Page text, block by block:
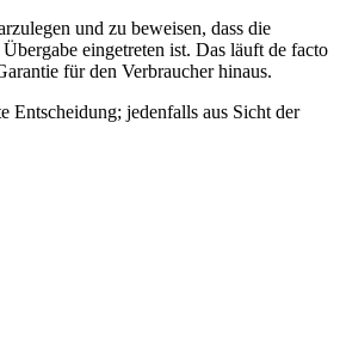
und zu beweisen, dass die
eingetreten ist. Das läuft de facto
für den Verbraucher hinaus.
Entscheidung; jedenfalls aus Sicht der